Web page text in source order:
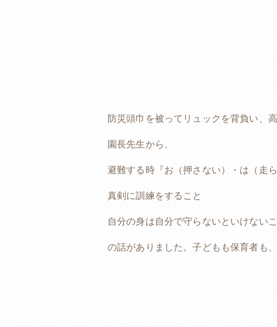
防災頭巾を被ってリュックを背負い、
園長先生から、
避難する時『お（押さない）・は（走
真剣に訓練をすること
自分の身は自分で守らないといけない
の話がありました。子どもも保育者も